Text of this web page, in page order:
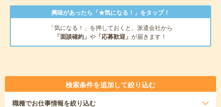
興味があったら「★気になる！」をタップ！
「気になる！」を押しておくと、派遣会社から
「面談確約」 や 「応募歓迎」 が届きます！
検索条件を追加して絞り込む
職種でお仕事情報を絞り込む